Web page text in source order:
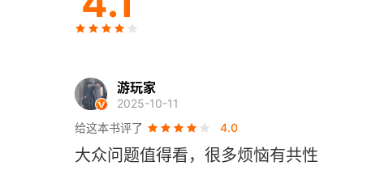
第二章 沉重的母爱
11. 母亲怀疑我向这个栏目投稿了
12. 我想让妈妈对自己的外表认清现实
13. 抚养孩子的过程中，回想起了受虐待的经历……
游玩家
2025-10-11
给这本书评了
4.0
大众问题值得看，很多烦恼有共性